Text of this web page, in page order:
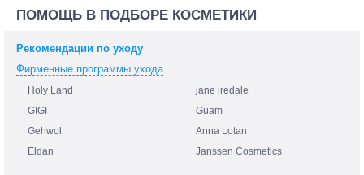
ПОМОЩЬ В ПОДБОРЕ КОСМЕТИКИ
Рекомендации по уходу
Фирменные программы ухода
Holy Land
jane iredale
GIGI
Guam
Gehwol
Anna Lotan
Eldan
Janssen Cosmetics